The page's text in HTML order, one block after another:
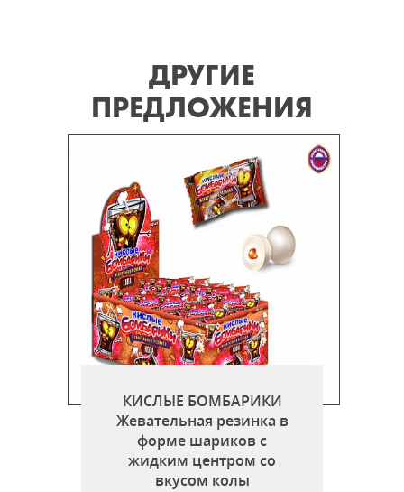
ДРУГИЕ
ПРЕДЛОЖЕНИЯ
КИСЛЫЕ БОМБАРИКИ
Жевательная резинка в
форме шариков c
жидким центром со
вкусом колы